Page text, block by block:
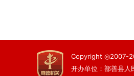
Copyright ◎2007-
开办单位：鄯善县人